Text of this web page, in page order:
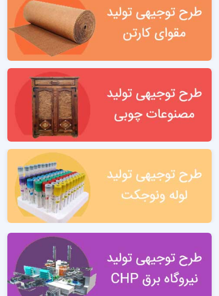
2-3 مديريت 11
جدول مجوزهاي موردنیاز احداث طرج تولید درب و کابین
آسانسور
2-6 بررسي توانمندي‌هاي مدیران واحد 12
ضرورت طرح تولید درب ،اتاق و قطعات آسانسور. 12
فصل سوم: بررسی موقعیت استقرار طرح
مطالعات
آمایش سرزمین استان خراسان رضوی
3-6 موقعیت پروژه 19